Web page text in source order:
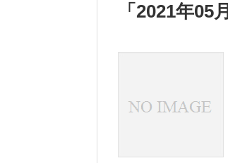
「 2021年05月